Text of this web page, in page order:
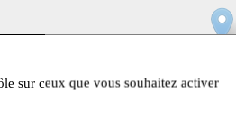
sur ceux que vous souhaitez activer